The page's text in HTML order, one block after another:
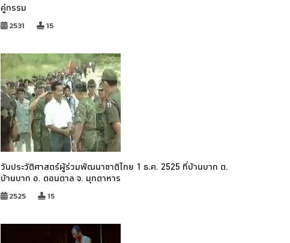
คู่กรรม
2531 15
วันประวัติศาสตร์ผู้ร่วมพัฒนาชาติไทย 1 ธ.ค. 2525 ที่บ้านบาก ต.
บ้านบาก อ. ดอนตาล จ. มุกดาหาร
2525 15